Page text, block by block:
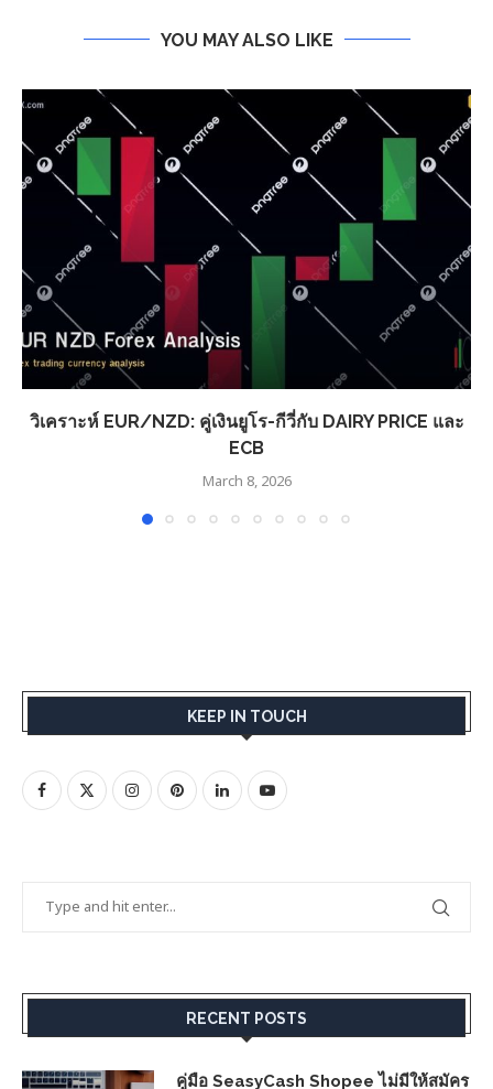
YOU MAY ALSO LIKE
วิเคราะห์ EUR/NZD: คู่เงินยูโร-กีวี่กับ DAIRY PRICE และ
ECB
March 8, 2026
KEEP IN TOUCH
RECENT POSTS
คู่มือ SeasyCash Shopee ไม่มีให้สมัคร